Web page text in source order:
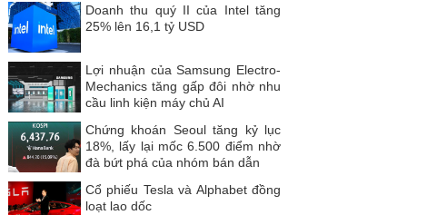
Doanh thu quý II của Intel tăng
25% lên 16,1 tỷ USD
Lợi nhuận của Samsung Electro-
Mechanics tăng gấp đôi nhờ nhu
cầu linh kiện máy chủ AI
Chứng khoán Seoul tăng kỷ lục
18%, lấy lại mốc 6.500 điểm nhờ
đà bứt phá của nhóm bán dẫn
Cổ phiếu Tesla và Alphabet đồng
loạt lao dốc